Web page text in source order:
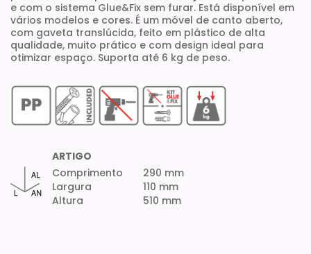
e com o sistema Glue&Fix sem furar. Está disponível em
vários modelos e cores. É um móvel de canto aberto,
com gaveta translúcida, feito em plástico de alta
qualidade, muito prático e com design ideal para
otimizar espaço. Suporta até 6 kg de peso.
ARTIGO
Comprimento
Largura
Altura
290 mm
110 mm
510 mm